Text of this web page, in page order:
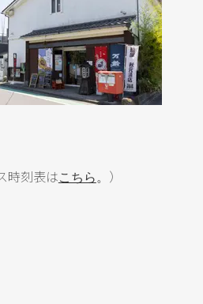
時刻表はこちら 。 ）